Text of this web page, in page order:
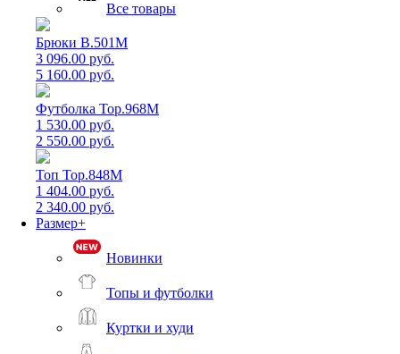
Все товары
Брюки B.501M
3 096.00 руб.
5 160.00 руб.
Футболка Top.968M
1 530.00 руб.
2 550.00 руб.
Топ Top.848M
1 404.00 руб.
2 340.00 руб.
Размер+
Новинки
Топы и футболки
Куртки и худи